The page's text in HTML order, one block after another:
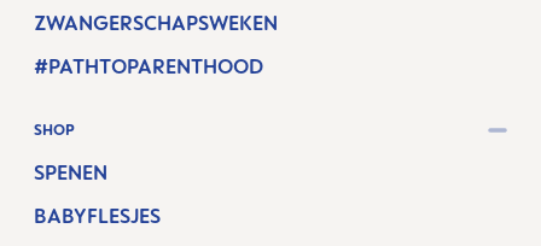
ZWANGERSCHAPSWEKEN
#PATHTOPARENTHOOD
SHOP
SPENEN
BABYFLESJES